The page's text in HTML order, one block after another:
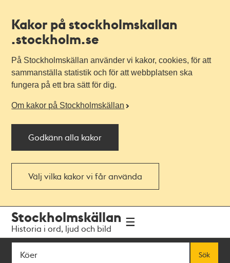
Kakor på stockholmskallan
.stockholm.se
På Stockholmskällan använder vi kakor, cookies, för att
sammanställa statistik och för att webbplatsen ska
fungera på ett bra sätt för dig.
Om kakor på Stockholmskällan
Godkänn alla kakor
Välj vilka kakor vi får använda
navigationen
huvudinnehållet
Stockholmskällan
Historia i ord, ljud och bild
Sök
Sök